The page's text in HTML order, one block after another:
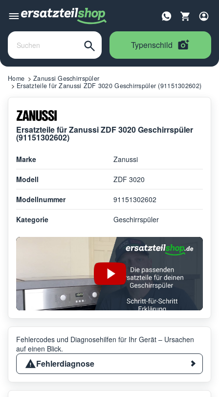
Typenschild
Home
Zanussi Geschirrspüler
Ersatzteile für Zanussi ZDF 3020 Geschirrspüler (91151302602)
Ersatzteile für Zanussi ZDF 3020 Geschirrspüler
(91151302602)
Marke Zanussi
Modell ZDF 3020
Modellnummer 91151302602
Kategorie Geschirrspüler
Fehlercodes und Diagnosehilfen für Ihr Gerät – Ursachen
auf einen Blick.
Fehlerdiagnose